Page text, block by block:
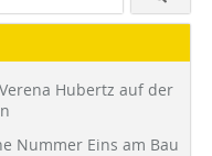
Hubertz auf der
Nummer Eins am Bau